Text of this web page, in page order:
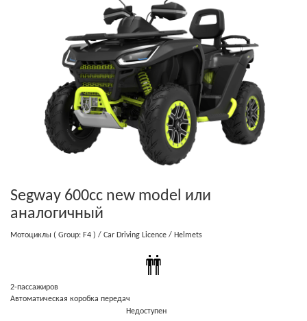
Segway 600cc new model или
аналогичный
Мотоциклы ( Group: F4 ) / Car Driving Licence / Helmets
2-пассажиров
Автоматическая коробка передач
Недоступен